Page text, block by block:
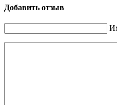
Добавить отзыв